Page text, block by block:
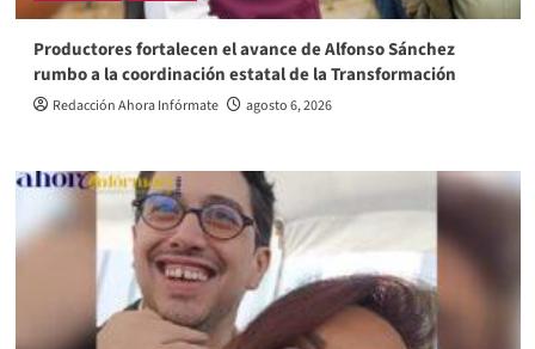
Productores fortalecen el avance de Alfonso Sánchez
rumbo a la coordinación estatal de la Transformación
Redacción Ahora Infórmate agosto 6, 2026